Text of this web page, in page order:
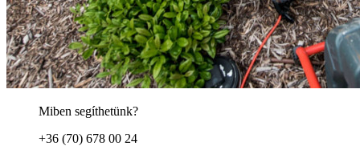
Miben segíthetünk?
+36 (70) 678 00 24